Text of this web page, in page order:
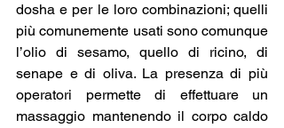
dosha e per le loro combinazioni; quelli
più comunemente usati sono comunque
l’olio di sesamo, quello di ricino, di
senape e di oliva. La presenza di più
operatori permette di effettuare un
massaggio mantenendo il corpo caldo